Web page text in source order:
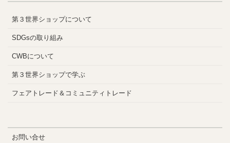
第３世界ショップについて
SDGsの取り組み
CWBについて
第３世界ショップで学ぶ
フェアトレード＆コミュニティトレード
お問い合せ